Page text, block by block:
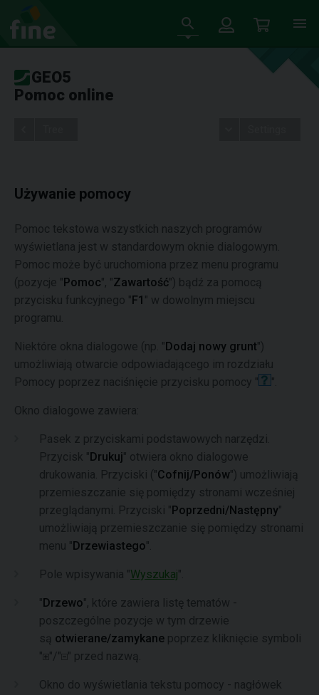
GEO5
Pomoc online
Używanie pomocy
Pomoc tekstowa wszystkich naszych programów
wyświetlana jest w standardowym oknie dialogowym.
Pomoc może być uruchomiona przez menu programu
(pozycje "Pomoc", "Zawartość") bądź za pomocą
przycisku funkcyjnego "F1 " w dowolnym miejscu
programu.
Niektóre okna dialogowe (np. "Dodaj nowy grunt")
umożliwiają otwarcie odpowiadającego im rozdziału
Pomocy poprzez naciśnięcie przycisku pomocy "
".
Okno dialogowe zawiera:
Pasek z przyciskami podstawowych narzędzi.
Przycisk "Drukuj" otwiera okno dialogowe
drukowania. Przyciski ("Cofnij/Ponów") umożliwiają
przemieszczanie się pomiędzy stronami wcześniej
przeglądanymi. Przyciski "Poprzedni/Następny"
umożliwiają przemieszczanie się pomiędzy stronami
menu "Drzewiastego".
Pole wpisywania "Wyszukaj".
"Drzewo", które zawiera listę tematów -
poszczególne pozycje w tym drzewie
są otwierane/zamykane poprzez kliknięcie symboli
" "/" " przed nazwą.
Okno do wyświetlania tekstu pomocy - nagłówek